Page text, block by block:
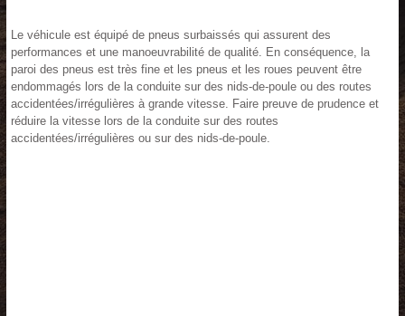
Le véhicule est équipé de pneus surbaissés qui assurent des
performances et une manoeuvrabilité de qualité. En conséquence, la
paroi des pneus est très fine et les pneus et les roues peuvent être
endommagés lors de la conduite sur des nids-de-poule ou des routes
accidentées/irrégulières à grande vitesse. Faire preuve de prudence et
réduire la vitesse lors de la conduite sur des routes
accidentées/irrégulières ou sur des nids-de-poule.